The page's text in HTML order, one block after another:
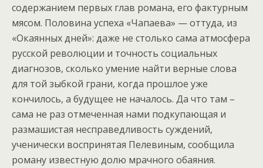
содержанием первых глав романа, его фактурным
мясом. Половина успеха «Чапаева» — оттуда, из
«Окаянных дней»: даже не столько сама атмосфера
русской революции и точность социальных
диагнозов, сколько умение найти верные слова
для той зыбкой грани, когда прошлое уже
кончилось, а будущее не началось. Да что там –
сама не раз отмеченная нами подкупающая и
размашистая несправедливость суждений,
ученически воспринятая Пелевиным, сообщила
роману известную долю мрачного обаяния.